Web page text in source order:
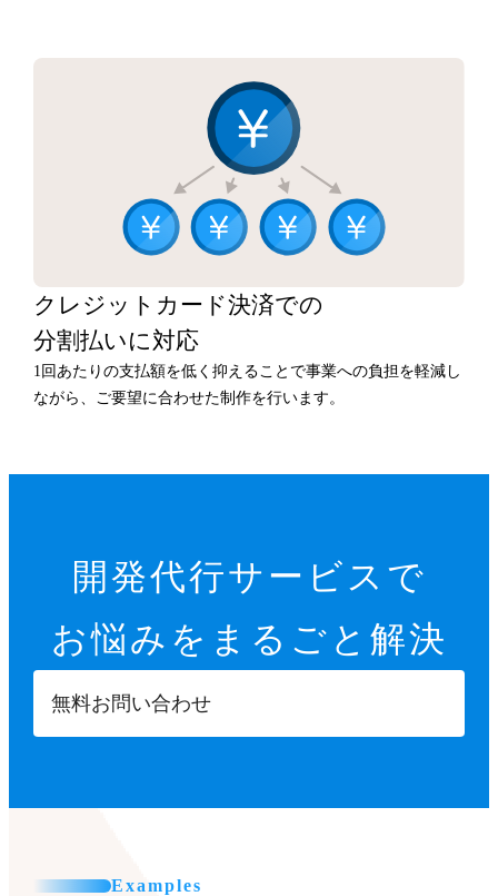
クレジットカード決済での
分割払いに対応
1回あたりの支払額を低く抑えることで事業への負担を軽減し
ながら、ご要望に合わせた制作を行います。
開発代行サービスで
お悩みをまるごと解決
無料お問い合わせ
Examples